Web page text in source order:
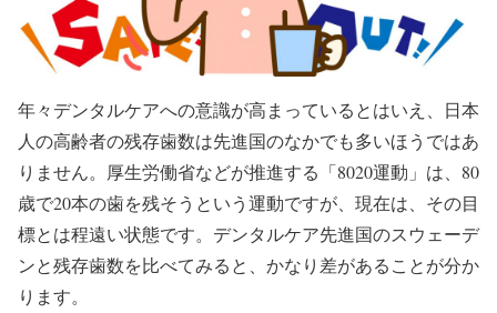
年々デンタルケアへの意識が高まっているとはいえ、日本
人の高齢者の残存歯数は先進国のなかでも多いほうではあ
りません。厚生労働省などが推進する「8020運動」は、80
歳で20本の歯を残そうという運動ですが、現在は、その目
標とは程遠い状態です。デンタルケア先進国のスウェーデ
ンと残存歯数を比べてみると、かなり差があることが分か
ります。